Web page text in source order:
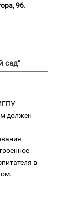
96.
сад"
должен
в